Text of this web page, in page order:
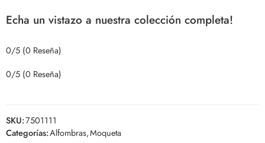
Echa un vistazo a nuestra colección completa!
0/5 (0 Reseña)
0/5 (0 Reseña)
SKU:7501111
Categorías:Alfombras,Moqueta